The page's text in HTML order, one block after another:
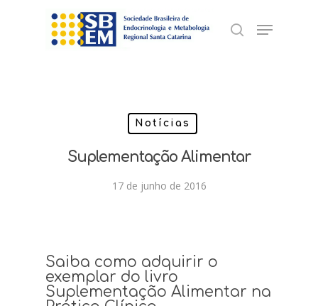
search
Menu
Notícias
Suplementação Alimentar
17 de junho de 2016
Saiba como adquirir o
exemplar do livro
Suplementação Alimentar na